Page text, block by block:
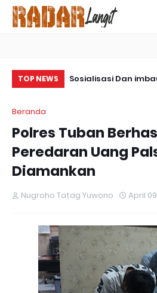
TOP NEWS
Damai
Sosialisasi Dan
Beranda
Polres Tuban
Peredaran Uang
Diamankan
Nugroho Tatag Yuwono April